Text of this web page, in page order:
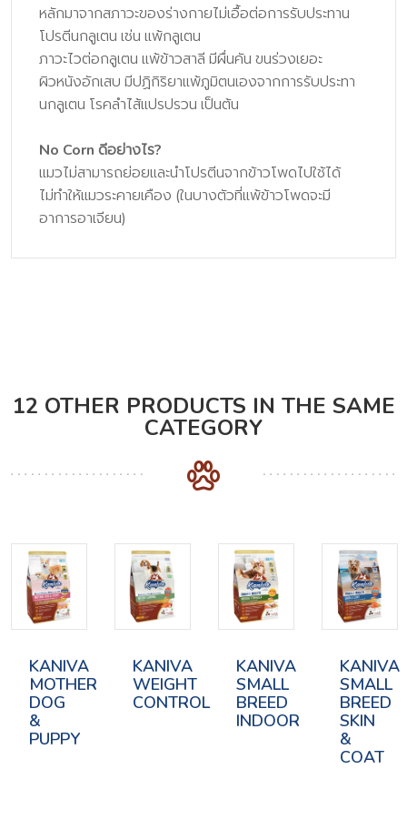
หลักมาจากสภาวะของร่างกายไม่เอื้อต่อการรับประทาน
โปรตีนกลูเตน เช่น แพ้กลูเตน
ภาวะไวต่อกลูเตน แพ้ข้าวสาลี มีผื่นคัน ขนร่วงเยอะ
ผิวหนังอักเสบ มีปฏิกิริยาแพ้ภูมิตนเองจากการรับประทา
นกลูเตน โรคลำไส้แปรปรวน เป็นต้น
No Corn ดีอย่างไร?
แมวไม่สามารถย่อยและนำโปรตีนจากข้าวโพดไปใช้ได้
ไม่ทำให้แมวระคายเคือง (ในบางตัวที่แพ้ข้าวโพดจะมี
อาการอาเจียน)
12 OTHER PRODUCTS IN THE SAME
CATEGORY
KANIVA
MOTHER
DOG
&
PUPPY
KANIVA
WEIGHT
CONTROL
KANIVA
SMALL
BREED
INDOOR
KANIVA
SMALL
BREED
SKIN
&
COAT